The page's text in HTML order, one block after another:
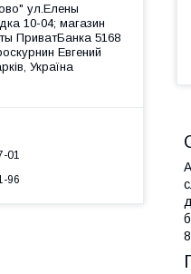
ул.Елены
10-04; магазин
ПриватБанка 5168
Евгений
Україна
01
96